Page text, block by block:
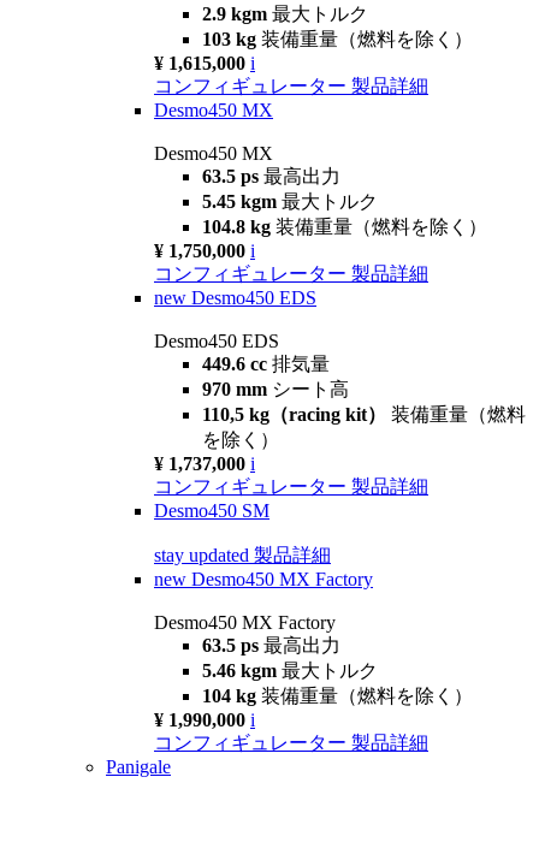
2.9 kgm 最大トルク
103 kg 装備重量（燃料を除く）
¥ 1,615,000 i
コンフィギュレーター 製品詳細
Desmo450 MX
Desmo450 MX
63.5 ps 最高出力
5.45 kgm 最大トルク
104.8 kg 装備重量（燃料を除く）
¥ 1,750,000 i
コンフィギュレーター 製品詳細
new Desmo450 EDS
Desmo450 EDS
449.6 cc 排気量
970 mm シート高
110,5 kg（racing kit） 装備重量（燃料
を除く）
¥ 1,737,000 i
コンフィギュレーター 製品詳細
Desmo450 SM
stay updated 製品詳細
new Desmo450 MX Factory
Desmo450 MX Factory
63.5 ps 最高出力
5.46 kgm 最大トルク
104 kg 装備重量（燃料を除く）
¥ 1,990,000 i
コンフィギュレーター 製品詳細
Panigale